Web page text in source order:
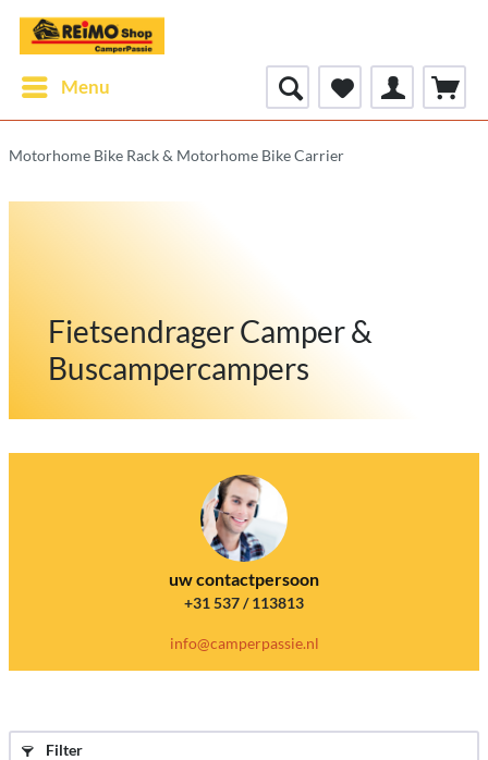
Menu
Motorhome Bike Rack & Motorhome Bike Carrier
Fietsendrager Camper &
Buscampercampers
uw contactpersoon
+31 537 / 113813
info@camperpassie.nl
Filter